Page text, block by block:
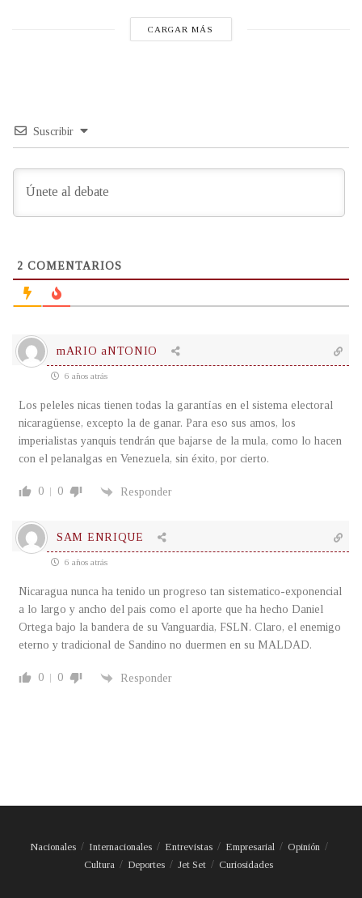
CARGAR MÁS
Suscribir
2 COMENTARIOS
mARIO aNTONIO
6 años atrás
Los peleles nicas tienen todas la garantías en el sistema electoral
nicaragüense, excepto la de ganar. Para eso sus amos, los
imperialistas yanquis tendrán que bajarse de la mula, como lo hacen
con el pelanalgas en Venezuela, sin éxito, por cierto.
0 0 Responder
SAM ENRIQUE
6 años atrás
Nicaragua nunca ha tenido un progreso tan sistematico-exponencial
a lo largo y ancho del pais como el aporte que ha hecho Daniel
Ortega bajo la bandera de su Vanguardia, FSLN. Claro, el enemigo
eterno y tradicional de Sandino no duermen en su MALDAD.
0 0 Responder
Nacionales Internacionales Entrevistas Empresarial
Opinión
Cultura
Deportes Jet Set Curiosidades